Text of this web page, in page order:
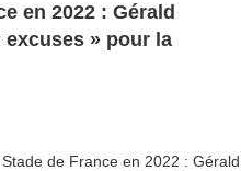
en 2022 : Gérald
excuses » pour la